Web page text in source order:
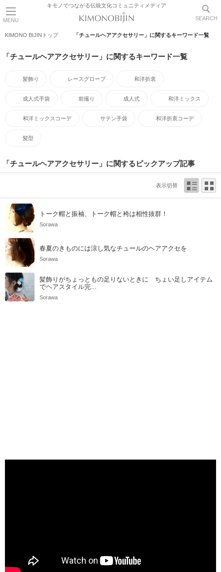
MENU
キモノでつながる伝統文化コミュニティメディア
SEARCH
KIMONO BIJINトップ 「チュールヘアアクセサリー」に関するキーワード一覧
「チュールヘアアクセサリー」に関するキーワード一覧
髪飾り レースグローブ 和洋折衷
成人式手袋 前撮り 成人式 和洋ミックス
和洋ミックスコーデ サテン手袋 和洋折衷コーデ
髪型
「チュールヘアアクセサリー」に関するピックアップ記事
表示切替
トーク帽と振袖、トーク帽と袴は相性抜群！
Sorawa
春夏のきものには涼し気なチュールのヘアアクセを
Sorawa
髪飾りがちょっともの足りないときに ちょい足しアイテム
でヘアスタイル完...
Sorawa